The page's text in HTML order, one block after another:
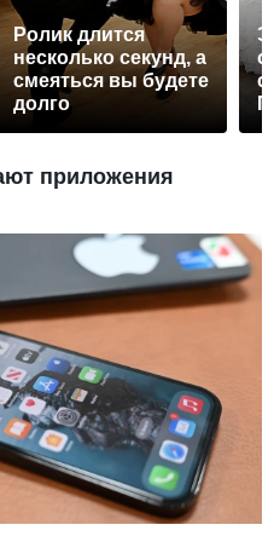
Ролик длится
несколько секунд, а
смеяться вы будете
долго
приложения